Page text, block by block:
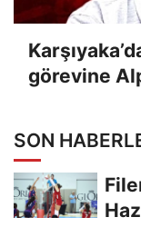
görevine
SON